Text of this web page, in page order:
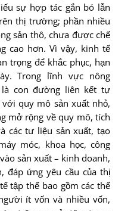
sự hợp tác gắn bó lẫn
thị trường; phần nhiều
sản thô, chưa được chế
cao hơn. Vì vậy, kinh tế
trọng để khắc phục, hạn
Trong lĩnh vực nông
con đường liên kết tự
quy mô sản xuất nhỏ,
mở rộng về quy mô, tích
các tư liệu sản xuất, tạo
móc, khoa học, công
sản xuất – kinh doanh,
đáp ứng yêu cầu của thị
tập thể bao gồm các thể
ít vốn và nhiều vốn,